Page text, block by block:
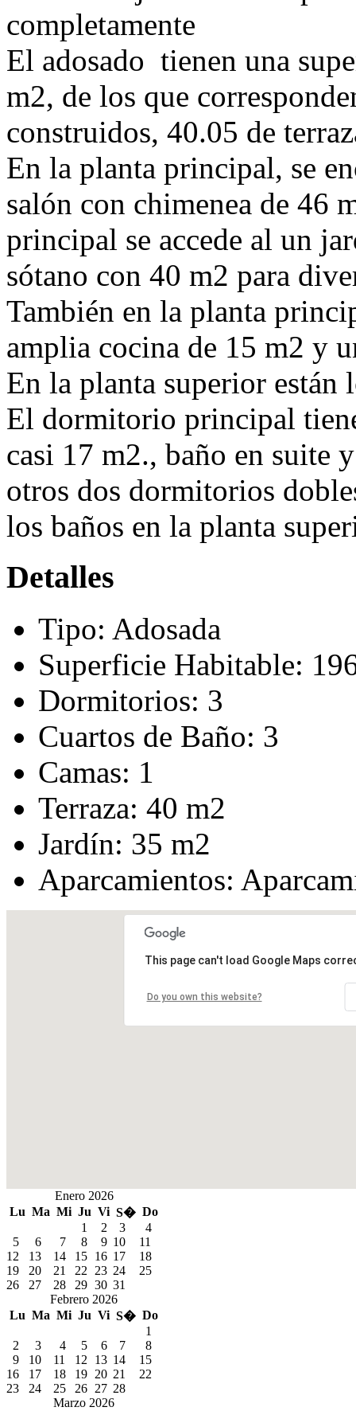
completamente
El adosado tienen una
m2, de los que
construidos, 40.05 de
En la planta principal, se
salón con chimenea de 46
principal se accede al un
sótano con 40 m2 para
También en la planta
amplia cocina de 15 m2 y
En la planta superior están
El dormitorio principal
casi 17 m2., baño en suite
otros dos dormitorios
los baños en la planta
Detalles
Tipo: Adosada
Superficie Habitable:
Dormitorios: 3
Cuartos de Baño: 3
Camas: 1
Terraza: 40 m2
Jardín: 35 m2
Aparcamientos:
This page can't load Google Maps
Do you own this website?
Enero 2026
Lu Ma Mi Ju Vi S� Do
1
2 3
4
5
6 7 8 9 10
11
12
13 14 15 16 17
18
19
20 21 22 23 24
25
26
27 28 29 30 31
Febrero 2026
Lu Ma Mi Ju Vi S� Do
1
2
3 4 5 6 7
8
9
10 11 12 13 14
15
16
17 18 19 20 21
22
23
24 25 26 27 28
Marzo 2026